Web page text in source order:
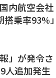
内航空会社
乗率93%」
」が発令さ
人追加発生